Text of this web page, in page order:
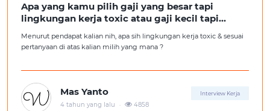
Apa yang kamu pilih gaji yang besar tapi
lingkungan kerja toxic atau gaji kecil tapi
Menurut pendapat kalian nih, apa sih lingkungan kerja toxic & sesuai
pertanyaan di atas kalian milih yang mana ?
Mas Yanto Interview Kerja
4 tahun yang lalu 4858